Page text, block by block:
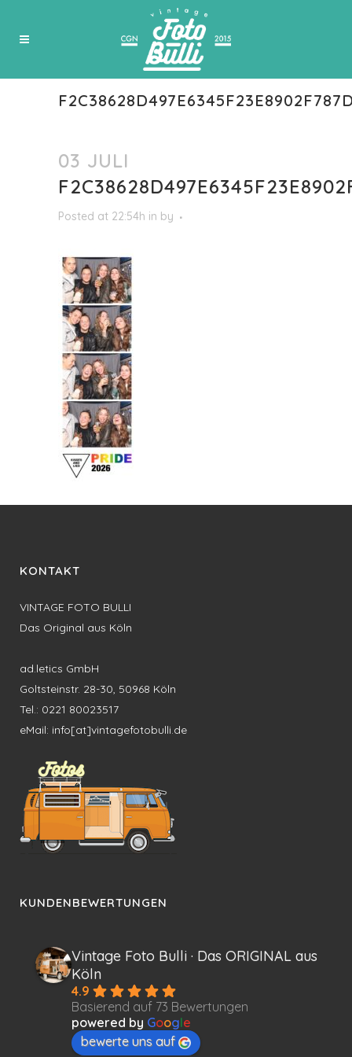
03 JULI
Posted at 22:54h in by
KONTAKT
VINTAGE FOTO BULLI
Das Original aus Köln
ad.letics GmbH
Goltsteinstr. 28-30, 50968 Köln
Tel.: 0221 80023517
eMail: info[at]vintagefotobulli.de
KUNDENBEWERTUNGEN
Vintage Foto Bulli · Das ORIGINAL aus
Köln
4.9
Basierend auf 73 Bewertungen
powered by Google
bewerte uns auf